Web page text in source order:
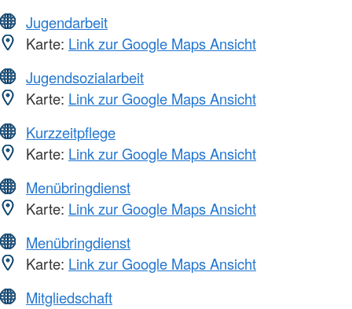
Jugendarbeit
Karte: Link zur Google Maps Ansicht
Jugendsozialarbeit
Karte: Link zur Google Maps Ansicht
Kurzzeitpflege
Karte: Link zur Google Maps Ansicht
Menübringdienst
Karte: Link zur Google Maps Ansicht
Menübringdienst
Karte: Link zur Google Maps Ansicht
Mitgliedschaft